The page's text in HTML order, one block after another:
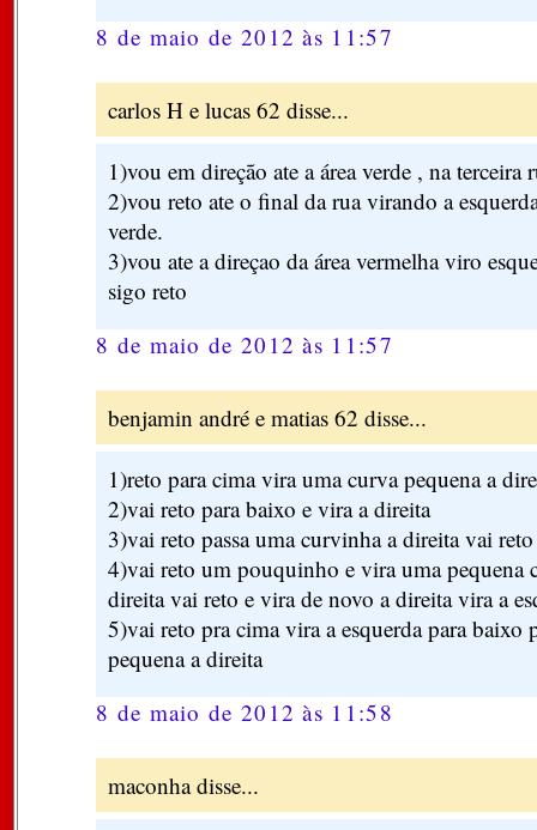
8 de maio de 2012 às 11:57
carlos H e lucas 62 disse...
1)vou em direção ate a área verde , na terceira
2)vou reto ate o final da rua virando a
verde.
3)vou ate a direçao da área vermelha viro
sigo reto
8 de maio de 2012 às 11:57
benjamin andré e matias 62 disse...
1)reto para cima vira uma curva pequena a
2)vai reto para baixo e vira a direita
3)vai reto passa uma curvinha a direita vai
4)vai reto um pouquinho e vira uma pequena
direita vai reto e vira de novo a direita vira a
5)vai reto pra cima vira a esquerda para baixo
pequena a direita
8 de maio de 2012 às 11:58
maconha disse...